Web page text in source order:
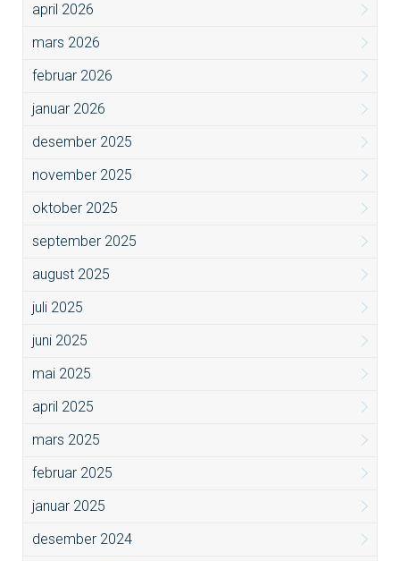
april 2026
mars 2026
februar 2026
januar 2026
desember 2025
november 2025
oktober 2025
september 2025
august 2025
juli 2025
juni 2025
mai 2025
april 2025
mars 2025
februar 2025
januar 2025
desember 2024